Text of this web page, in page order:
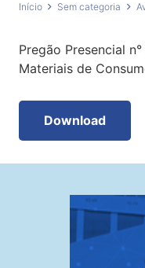
Início Sem categoria
Pregão Presencial
Materiais de
Download